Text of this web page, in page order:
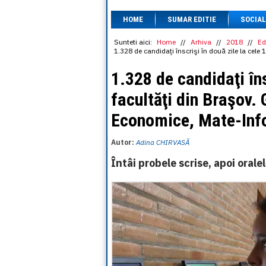
HOME SUMAR EDITIE SOCIAL
Sunteti aici: Home // Arhiva // 2018 //
1.328 de candidaţi înscrişi în două zile la cele
1.328 de candidaţi
facultăţi din Braşov.
Economice, Mate-
Autor:Adina CHIRVASĂ
Întâi probele scrise, apoi